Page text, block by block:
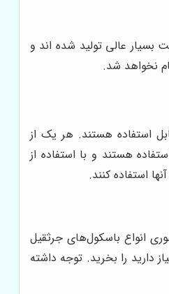
عالی تولید شده‌ اند و
نخواهد شد.
استفاده هستند. هر یک از
هستند و با استفاده از
استفاده کنند.
انواع باسکول‌های جرثقیل
دارید را بخرید. توجه داشته